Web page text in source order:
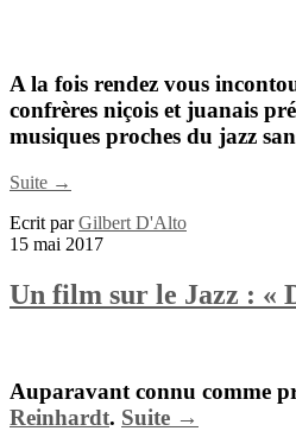
A la fois rendez vous
confrères niçois et juanais
musiques proches du jazz
Suite →
Ecrit parGilbert D'Alto
15 mai 2017
Un film sur le Jazz : «
Auparavant connu comme
Reinhardt. Suite →